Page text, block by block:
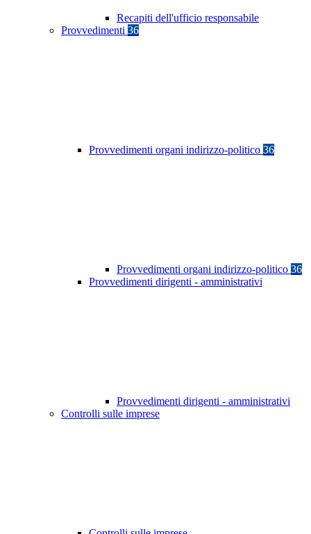
Recapiti dell'ufficio responsabile
Provvedimenti 36
Provvedimenti organi indirizzo-politico 36
Provvedimenti organi indirizzo-politico 36
Provvedimenti dirigenti - amministrativi
Provvedimenti dirigenti - amministrativi
Controlli sulle imprese